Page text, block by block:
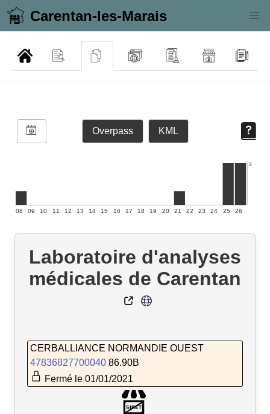
Carentan-les-Marais
Overpass KML
3
08 09 10 11 12 13 14 15 16 17 18 19 20 21 22 23 24 25 26
Laboratoire d'analyses
médicales de Carentan
CERBALLIANCE NORMANDIE OUEST
47836827700040 86.90B
Fermé le 01/01/2021